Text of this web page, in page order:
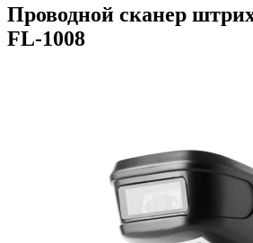
Проводной сканер
FL-1008